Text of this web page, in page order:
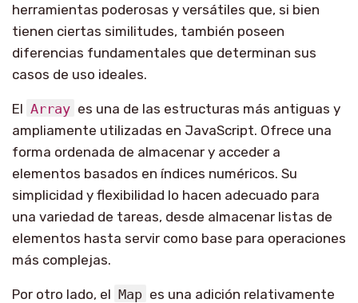
herramientas poderosas y versátiles que, si bien
tienen ciertas similitudes, también poseen
diferencias fundamentales que determinan sus
casos de uso ideales.
El Array es una de las estructuras más antiguas y
ampliamente utilizadas en JavaScript. Ofrece una
forma ordenada de almacenar y acceder a
elementos basados en índices numéricos. Su
simplicidad y flexibilidad lo hacen adecuado para
una variedad de tareas, desde almacenar listas de
elementos hasta servir como base para operaciones
más complejas.
Por otro lado, el Map es una adición relativamente